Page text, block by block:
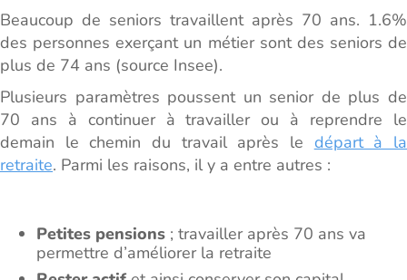
Beaucoup de seniors travaillent après 70 ans. 1.6%
des personnes exerçant un métier sont des seniors de
plus de 74 ans (source Insee).
Plusieurs paramètres poussent un senior de plus de
70 ans à continuer à travailler ou à reprendre le
demain le chemin du travail après le départ à la
retraite. Parmi les raisons, il y a entre autres :
Petites pensions ; travailler après 70 ans va
permettre d’améliorer la retraite